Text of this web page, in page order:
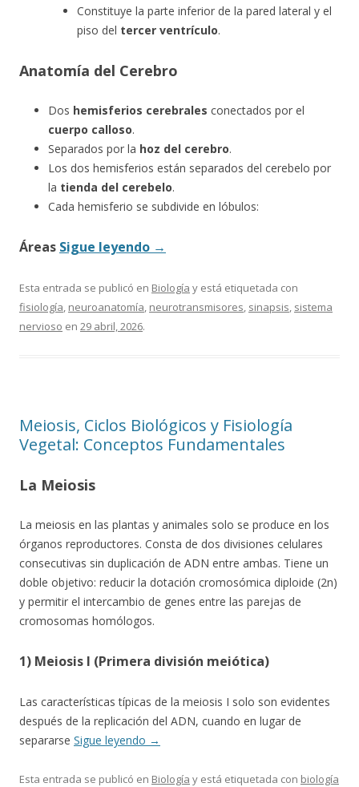
Constituye la parte inferior de la pared lateral y el
piso del tercer ventrículo.
Anatomía del Cerebro
Dos hemisferios cerebrales conectados por el
cuerpo calloso.
Separados por la hoz del cerebro.
Los dos hemisferios están separados del cerebelo por
la tienda del cerebelo.
Cada hemisferio se subdivide en lóbulos:
Áreas Sigue leyendo →
Esta entrada se publicó en Biología y está etiquetada con
fisiología, neuroanatomía, neurotransmisores, sinapsis, sistema
nervioso en 29 abril, 2026.
Meiosis, Ciclos Biológicos y Fisiología
Vegetal: Conceptos Fundamentales
La Meiosis
La meiosis en las plantas y animales solo se produce en los
órganos reproductores. Consta de dos divisiones celulares
consecutivas sin duplicación de ADN entre ambas. Tiene un
doble objetivo: reducir la dotación cromosómica diploide (2n)
y permitir el intercambio de genes entre las parejas de
cromosomas homólogos.
1) Meiosis I (Primera división meiótica)
Las características típicas de la meiosis I solo son evidentes
después de la replicación del ADN, cuando en lugar de
separarse Sigue leyendo →
Esta entrada se publicó en Biología y está etiquetada con biología